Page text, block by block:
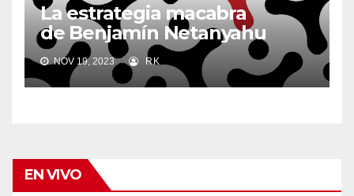
La estrategia macabra
de Benjamín Netanyahu
NOV 19, 2023 RK
EN VIVO